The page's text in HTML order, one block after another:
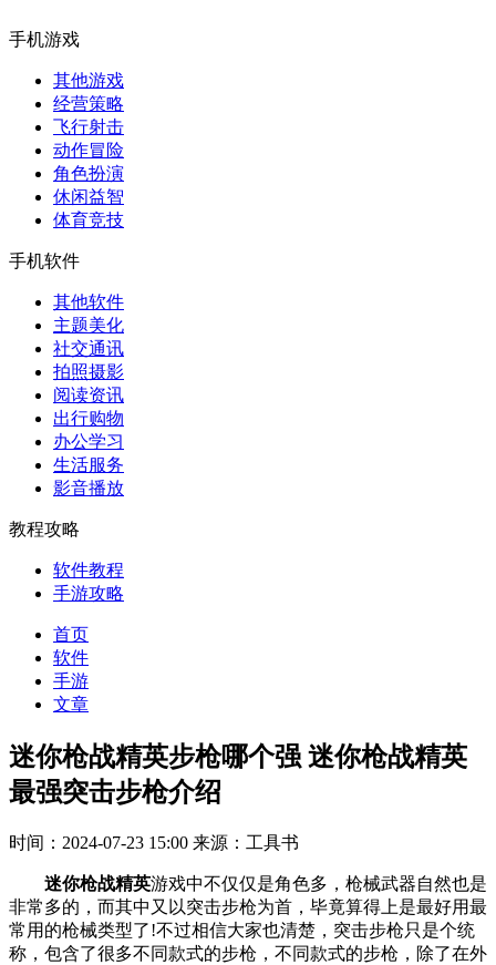
手机游戏
其他游戏
经营策略
飞行射击
动作冒险
角色扮演
休闲益智
体育竞技
手机软件
其他软件
主题美化
社交通讯
拍照摄影
阅读资讯
出行购物
办公学习
生活服务
影音播放
教程攻略
软件教程
手游攻略
首页
软件
手游
文章
迷你枪战精英步枪哪个强 迷你枪战精英
最强突击步枪介绍
时间：2024-07-23 15:00 来源：工具书
迷你枪战精英游戏中不仅仅是角色多，枪械武器自然也是
非常多的，而其中又以突击步枪为首，毕竟算得上是最好用最
常用的枪械类型了!不过相信大家也清楚，突击步枪只是个统
称，包含了很多不同款式的步枪，不同款式的步枪，除了在外